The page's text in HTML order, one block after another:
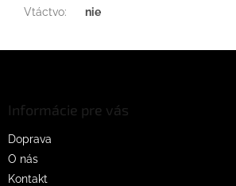
Vtáctvo: nie
Informácie pre vás
Doprava
O nás
Kontakt